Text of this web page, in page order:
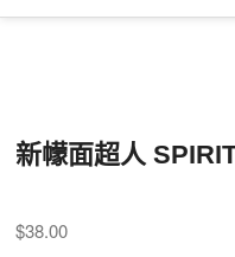
新幪面超人
$38.00